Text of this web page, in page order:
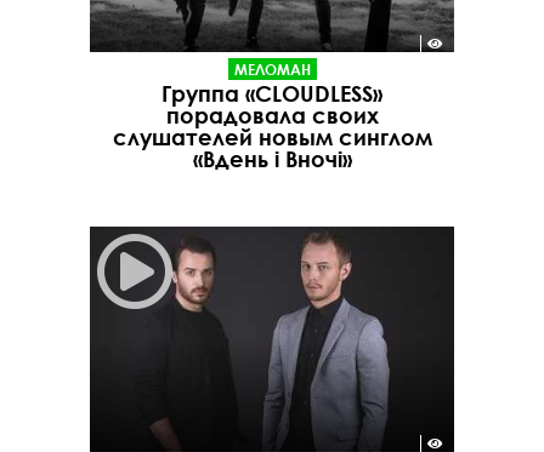
МЕЛОМАН
Группа «CLOUDLESS»
порадовала своих
слушателей новым синглом
«Вдень і Вночі»